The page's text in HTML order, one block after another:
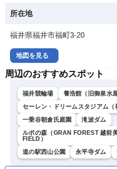
所在地
福井県福井市福町3-20
地図を見る
周辺のおすすめスポット
福井競輪場
養浩館（旧御泉水
セーレン・ドリームスタジアム（
一乗谷朝倉氏庭園
滝波ダム
ルポの森（GRAN FOREST 越前
FIELD）
道の駅西山公園
永平寺ダム